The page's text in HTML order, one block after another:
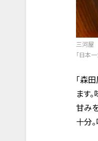
三河屋
「日本
「森
ます
甘み
十分